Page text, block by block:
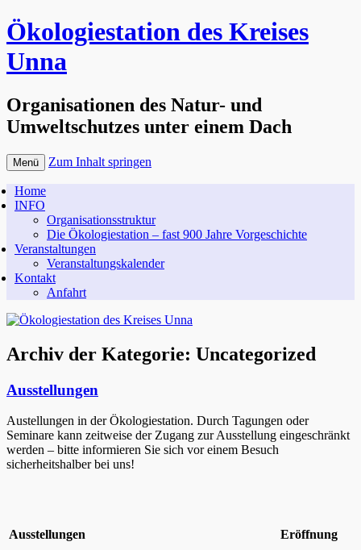
Ökologiestation des Kreises
Unna
Organisationen des Natur- und
Umweltschutzes unter einem Dach
Menü Zum Inhalt springen
Home
INFO
Organisationsstruktur
Die Ökologiestation – fast 900 Jahre Vorgeschichte
Veranstaltungen
Veranstaltungskalender
Kontakt
Anfahrt
Archiv der Kategorie: Uncategorized
Ausstellungen
Austellungen in der Ökologiestation. Durch Tagungen oder
Seminare kann zeitweise der Zugang zur Ausstellung eingeschränkt
werden – bitte informieren Sie sich vor einem Besuch
sicherheitshalber bei uns!
Ausstellungen Eröffnung